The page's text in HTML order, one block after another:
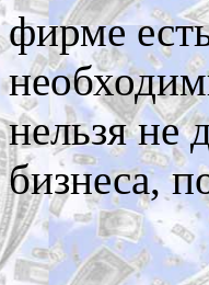
фирме
нельзя не
бизнеса,